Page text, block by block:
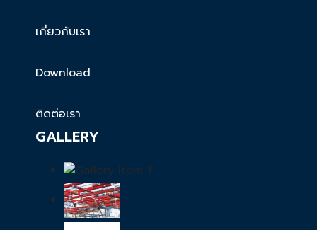
เกี่ยวกับเรา
Download
ติดต่อเรา
GALLERY